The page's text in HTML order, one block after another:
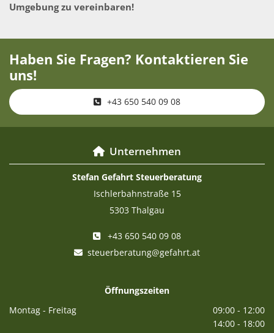
Umgebung zu vereinbaren!
Haben Sie Fragen? Kontaktieren Sie
uns!
+43 650 540 09 08
 Unternehmen
Stefan Gefahrt Steuerberatung
Ischlerbahnstraße 15
5303 Thalgau
 +43 650 540 09 08
 steuerberatung@gefahrt.at
Öffnungszeiten
Montag - Freitag
09:00 - 12:00
14:00 - 18:00